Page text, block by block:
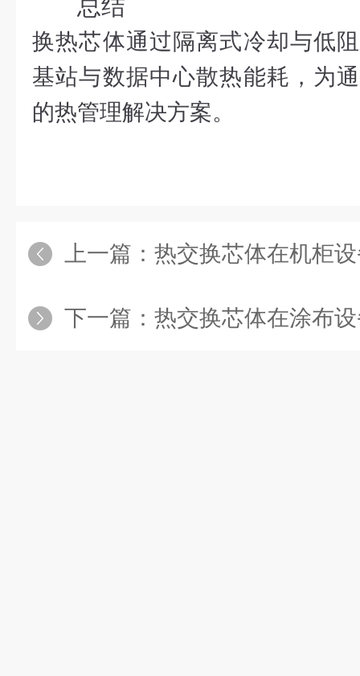
总结
换热芯体通过隔离式冷却与低
基站与数据中心散热能耗，为
的热管理解决方案。
上一篇： 热交换芯体在机柜
下一篇： 热交换芯体在涂布设备烘干